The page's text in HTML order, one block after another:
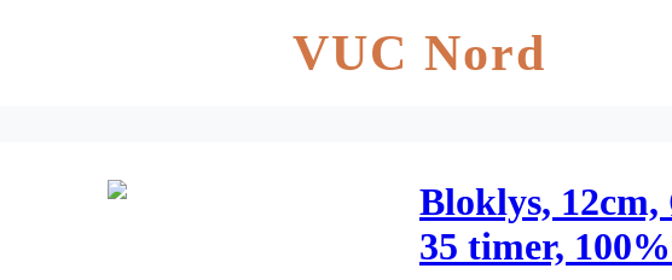
VUC Nord
Bloklys,
35 timer,